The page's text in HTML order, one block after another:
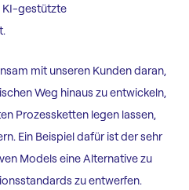
KI-gestützte
mit unseren Kunden daran,
Weg hinaus zu entwickeln,
Prozessketten legen lassen,
Ein Beispiel dafür ist der sehr
Models eine Alternative zu
zu entwerfen.